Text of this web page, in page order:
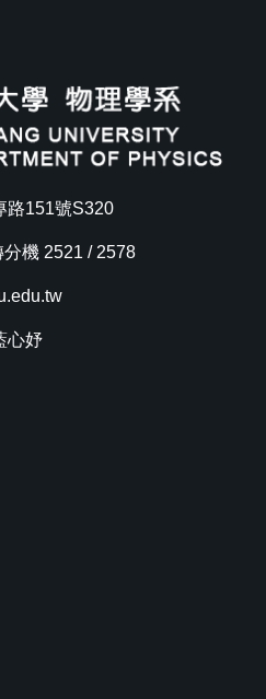
路151號S320
機 2521 / 2578
心妤